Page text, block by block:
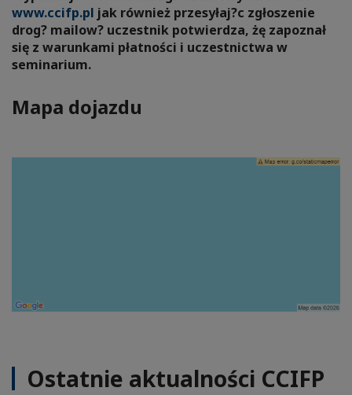
www.ccifp.pl jak również przesyłaj?c zgłoszenie
drog? mailow? uczestnik potwierdza, żę zapoznał
się z warunkami płatności i uczestnictwa w
seminarium.
Mapa dojazdu
Ostatnie aktualności CCIFP